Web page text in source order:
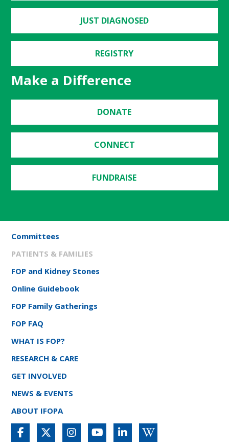
JUST DIAGNOSED
REGISTRY
Make a Difference
DONATE
CONNECT
FUNDRAISE
Committees
PATIENTS & FAMILIES
FOP and Kidney Stones
Online Guidebook
FOP Family Gatherings
FOP FAQ
WHAT IS FOP?
RESEARCH & CARE
GET INVOLVED
NEWS & EVENTS
ABOUT IFOPA